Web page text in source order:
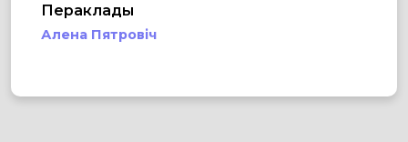
Пераклады
Алена Пятровіч